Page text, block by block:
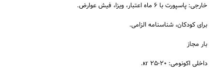
خارجی: پاسپورت با ۶ ماه اعتبار، ویزا، فیش عوارض.
برای کودکان، شناسنامه الزامی.
بار مجاز
داخلی اکونومی: ۲۰-۲۵ кг.